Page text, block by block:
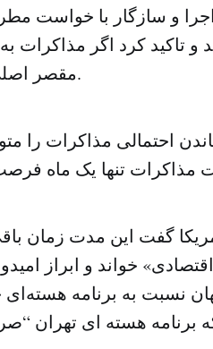
قابل اجرا و سازگار با
تاکید کرد اگر مذاکرات
مقصر اصلی این امر خواد بود.
احتمالی مذاکرات را
گفت این مدت زمان
خواند و ابراز
نسبت به برنامه